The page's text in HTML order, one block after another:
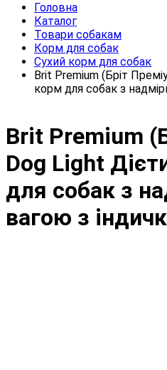
Головна
Каталог
Товари собакам
Корм для собак
Сухий корм для собак
Brit Premium (Бріт
корм для собак з
Brit Premium
Dog Light
для собак з
вагою з